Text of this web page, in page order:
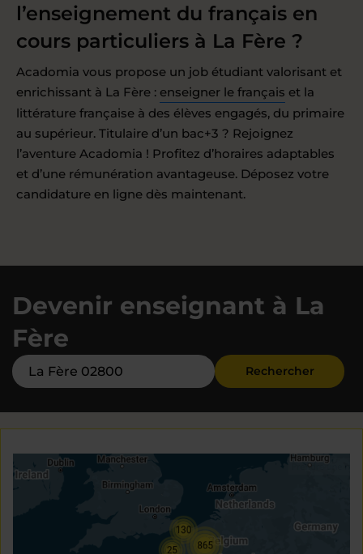
l’enseignement du français en
cours particuliers à La Fère ?
Acadomia vous propose un job étudiant valorisant et
enrichissant à La Fère : enseigner le français et la
littérature française à des élèves engagés, du primaire
au supérieur. Titulaire d’un bac+3 ? Rejoignez
l’aventure Acadomia ! Profitez d’horaires adaptables
et d’une rémunération avantageuse. Déposez votre
candidature en ligne dès maintenant.
Devenir enseignant à La
Fère
Rechercher